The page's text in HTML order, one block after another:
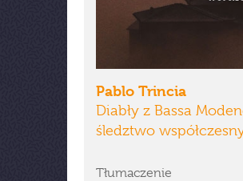
Pablo Trincia
Diabły z Bassa
śledztwo
Tłumaczenie